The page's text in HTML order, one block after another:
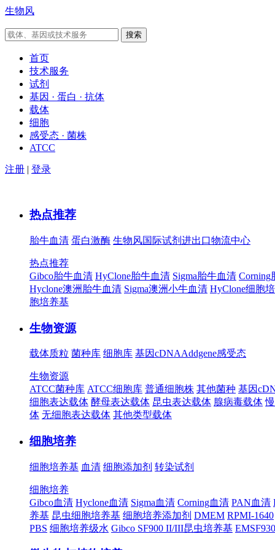
生物风
首页
技术服务
试剂
基因 · 蛋白 · 抗体
载体
细胞
感受态 · 菌株
ATCC
注册 | 登录
热点推荐
胎牛血清 蛋白激酶 生物风国际试剂进出口物流中心
热点推荐
Gibco胎牛血清 HyClone胎牛血清 Sigma胎牛血清 Corning
Hyclone澳洲胎牛血清 Sigma澳洲小牛血清 HyClone细胞
胞培养基
生物资源
载体质粒 菌种库 细胞库 基因cDNAAddgene感受态
生物资源
ATCC菌种库 ATCC细胞库 普通细胞株 其他菌种 基因
细胞表达载体 酵母表达载体 昆虫表达载体 腺病毒载体
体 无细胞表达载体 其他类型载体
细胞培养
细胞培养基 血清 细胞添加剂 转染试剂
细胞培养
Gibco血清 Hyclone血清 Sigma血清 Corning血清 PAN血清
养基 昆虫细胞培养基 细胞培养添加剂 DMEM RPMI-1640
PBS 细胞培养级水 Gibco SF900 II/III昆虫培养基